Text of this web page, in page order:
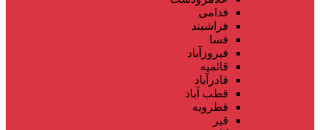
فدامی
فراشبند
فسا
فیروزآباد
قائمیه
قادرآباد
قطب آباد
قطرویه
قیر